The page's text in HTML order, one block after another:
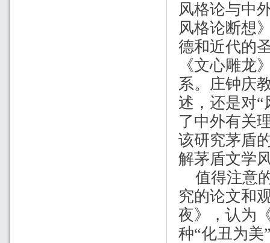
风格论与中
风格论断想
德和近代的
《文心雕龙
系。庄钟庆
述，还是对“
了中外有关
该研究茅盾
解茅盾文学
值得注意
究的论文和
夜》，认为
种“化丑为美